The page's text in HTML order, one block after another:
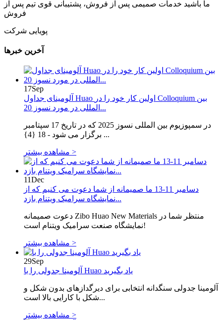
ما باشید خدمات صمیمی پس از فروش، پشتیبانی قوی تیم پس از
فروش
پویایی شرکت
آخرین خبرها
17Sep
آلومینای جداول Huao اولین کار خود را در Colloquium بین
المللی در مورد نسوز 20...
در سمپوزیوم بین المللی نسوز 2025 که در تاریخ 17 سپتامبر
برگزار می شود - 18 {4} ...
مشاهده بیشتر >
11Dec
دسامبر 11-13 ما صمیمانه از شما دعوت می کنیم که از
نمایشگاه سرامیک ویتنام بازد...
دعوت صمیمانه Zibo Huao New Materials منتظر شما در
نمایشگاه صنعت سرامیک ویتنام است!
مشاهده بیشتر >
29Sep
آلومینا جدولی را با Huao یاد بگیرید
آلومینا جدولی سنگدانه انتخابی برای دیرگدازهای بدون شکل و
شکل با کارایی بالا است...
مشاهده بیشتر >